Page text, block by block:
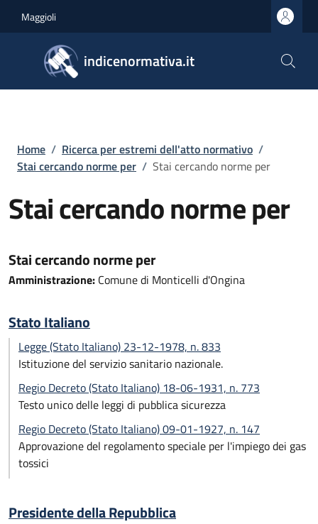
Maggioli
indicenormativa.it
Briciole di pane
Home / Ricerca per estremi dell'atto normativo /
Stai cercando norme per / Stai cercando norme per
Stai cercando norme per
Stai cercando norme per
Amministrazione: Comune di Monticelli d'Ongina
Stato Italiano
Legge (Stato Italiano) 23-12-1978, n. 833
Istituzione del servizio sanitario nazionale.
Regio Decreto (Stato Italiano) 18-06-1931, n. 773
Testo unico delle leggi di pubblica sicurezza
Regio Decreto (Stato Italiano) 09-01-1927, n. 147
Approvazione del regolamento speciale per l'impiego dei gas
tossici
Presidente della Repubblica